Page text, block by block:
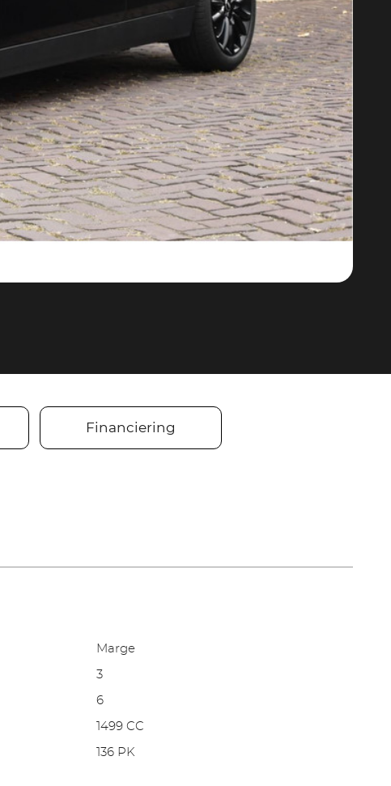
Financiering
Marge
3
6
1499 CC
136 PK